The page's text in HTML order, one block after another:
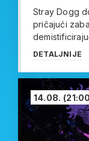
Stray Dogg
pričajući
DETALJNIJE
14.08.